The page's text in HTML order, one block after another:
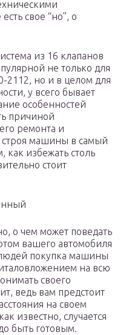
свое “но”, о
из 16 клапанов
не только для
2112, но и в целом для
у всего бывает
особенностей
причиной
ремонта и
машины в самый
избежать столь
стоит
о чем может поведать
вашего автомобиля
покупка машины
на всю
своего
ведь вам предстоит
на своем
известно, случается
быть готовым.